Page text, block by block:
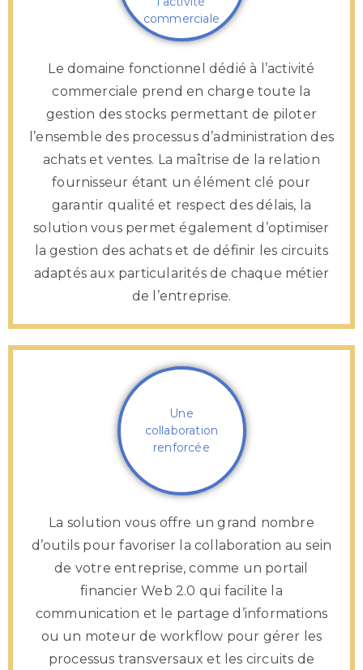
commerciale
Le domaine fonctionnel dédié à l’activité
commerciale prend en charge toute la
gestion des stocks permettant de piloter
l’ensemble des processus d’administration des
achats et ventes. La maîtrise de la relation
fournisseur étant un élément clé pour
garantir qualité et respect des délais, la
solution vous permet également d’optimiser
la gestion des achats et de définir les circuits
adaptés aux particularités de chaque métier
de l’entreprise.
Une
collaboration
renforcée
La solution vous offre un grand nombre
d’outils pour favoriser la collaboration au sein
de votre entreprise, comme un portail
financier Web 2.0 qui facilite la
communication et le partage d’informations
ou un moteur de workflow pour gérer les
processus transversaux et les circuits de